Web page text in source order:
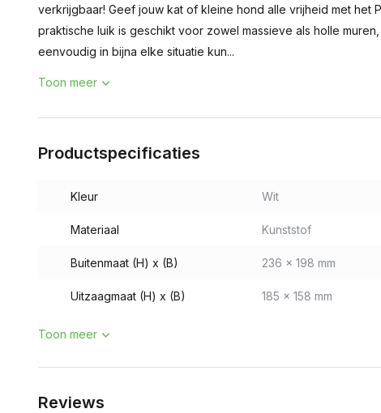
verkrijgbaar! Geef jouw kat of kleine hond alle vrijheid met het
praktische luik is geschikt voor zowel massieve als holle
eenvoudig in bijna elke situatie kun...
Toon meer
Productspecificaties
Kleur Wit
Materiaal Kunststof
Buitenmaat (H) x (B) 236 x 198 mm
Uitzaagmaat (H) x (B) 185 x 158 mm
Toon meer
Reviews